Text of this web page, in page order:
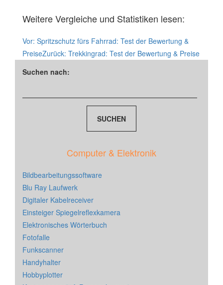
Weitere Vergleiche und Statistiken lesen:
Vor: Spritzschutz fürs Fahrrad: Test der Bewertung &
PreiseZurück: Trekkingrad: Test der Bewertung & Preise
Suchen nach:
Computer & Elektronik
Bildbearbeitungssoftware
Blu Ray Laufwerk
Digitaler Kabelreceiver
Einsteiger Spiegelreflexkamera
Elektronisches Wörterbuch
Fotofalle
Funkscanner
Handyhalter
Hobbyplotter